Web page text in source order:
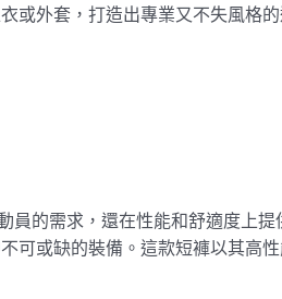
或外套，打造出專業又不失風格
的需求，還在性能和舒適度上提
可或缺的裝備。這款短褲以其高